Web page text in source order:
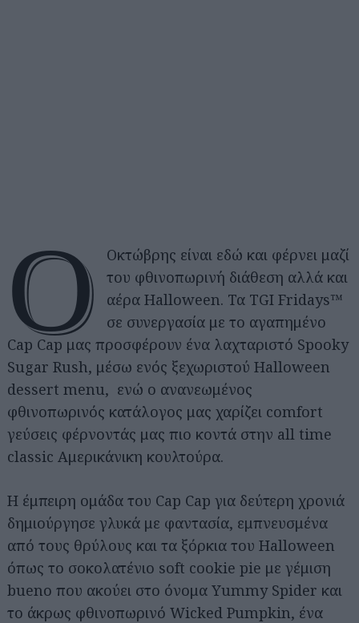
Ο
Οκτώβρης είναι εδώ και φέρνει μαζί
του φθινοπωρινή διάθεση αλλά και
αέρα Halloween. Τα TGI Fridays™
σε συνεργασία με το αγαπημένο
Cap Cap μας προσφέρουν ένα λαχταριστό Spooky
Sugar Rush, μέσω ενός ξεχωριστού Halloween
dessert menu, ενώ ο ανανεωμένος
φθινοπωρινός κατάλογος μας χαρίζει comfort
γεύσεις φέρνοντάς μας πιο κοντά στην all time
classic Αμερικάνικη κουλτούρα.
Η έμπειρη ομάδα του Cap Cap για δεύτερη χρονιά
δημιούργησε γλυκά με φαντασία, εμπνευσμένα
από τους θρύλους και τα ξόρκια του Halloween
όπως το σοκολατένιο soft cookie pie με γέμιση
bueno που ακούει στο όνομα Yummy Spider και
το άκρως φθινοπωρινό Wicked Pumpkin, ένα